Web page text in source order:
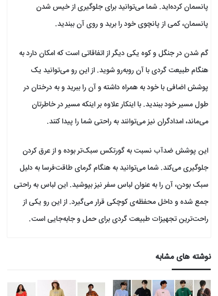
پانسمان کرده‌اید. شما می‌توانید برای جلوگیری از خیس شدن
پانسمان، کمی از پانچوی خود را برید و روی آن ببندید.
گم شدن در جنگل و کوه یکی دیگر از اتفاقاتی است که امکان دارد به
هنگام طبیعت گردی با آن روبه‌رو شوید. از این رو می‌توانید یک
پوشش اضافی با خود به همراه داشته و آن را ببرید و به درختان در
طول مسیر خود ببندید. با اینکار علاوه بر اینکه مسیر در خاطرتان
می‌ماند، امدادگران نیز می‌توانند به راحتی شما را پیدا کنند.
این پوشش ضدآب نسبت به گورتکس سبک‌تر بوده و از عرق کردن
جلوگیری می‌کند. شما می‌توانید به هنگام گرمای طاقت‌فرسا به دلیل
سبک بودن، آن را به عنوان لباس سفر نیز بپوشید. این لباس به راحتی
جمع شده و داخل محفظه‌ی کوچکی قرار می‌گیرد. از این رو یکی از
راحت‌ترین تجهیزات طبیعت گردی برای حمل و جابه‌جایی است.
نوشته های مشابه